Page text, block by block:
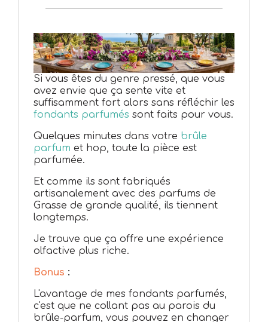
Si vous êtes du genre pressé, que vous
avez envie que ça sente vite et
suffisamment fort alors sans réfléchir les
fondants parfumés sont faits pour vous.
Quelques minutes dans votre brûle
parfum et hop, toute la pièce est
parfumée.
Et comme ils sont fabriqués
artisanalement avec des parfums de
Grasse de grande qualité, ils tiennent
longtemps.
Je trouve que ça offre une expérience
olfactive plus riche.
Bonus :
L'avantage de mes fondants parfumés,
c'est que ne collant pas au parois du
brûle-parfum, vous pouvez en changer